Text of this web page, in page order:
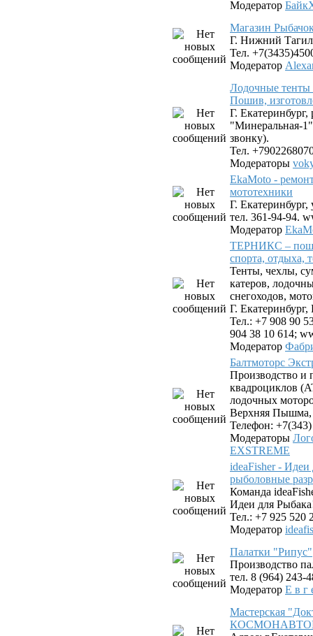
Модератор
Магазин
Г. Нижний
Тел.
Модератор
Лодочные тенты
Пошив,
Г.
"Минеральная-
звонку).
Тел.
Модераторы
EkaMoto -
мототехники
Г.
тел. 361-94-94.
Модератор
ТЕРНИКС –
спорта, отдыха,
Тенты, чехлы,
катеров,
снегоходов,
Г.
Тел.: +7 908 90
904 38 10 614;
Модератор
Балтмоторс
Производство и
квадроциклов
лодочных
Верхняя Пышма,
Телефон:
Модераторы
EXSTREME
ideaFisher -
рыболовные
Команда
Идеи для
Тел.: +7 925 520
Модератор
Палатки "Рипус"
Производство
тел. 8 (964) 243-
Модератор Е в г
Мастерская
КОСМОНАВТОВ.